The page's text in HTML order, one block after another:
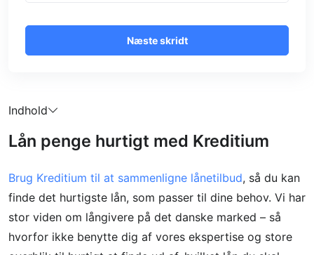
Næste skridt
Indhold
Lån penge hurtigt med Kreditium
Brug Kreditium til at sammenligne lånetilbud, så du kan
finde det hurtigste lån, som passer til dine behov. Vi har
stor viden om långivere på det danske marked – så
hvorfor ikke benytte dig af vores ekspertise og store